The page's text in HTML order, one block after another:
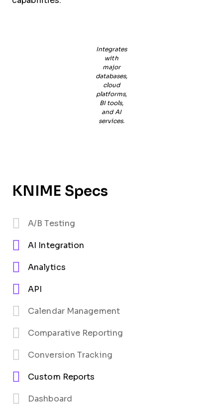
Integrates
with
major
databases,
cloud
platforms,
BI tools,
and AI
services.
KNIME Specs
A/B Testing
AI Integration
Analytics
API
Calendar Management
Comparative Reporting
Conversion Tracking
Custom Reports
Dashboard